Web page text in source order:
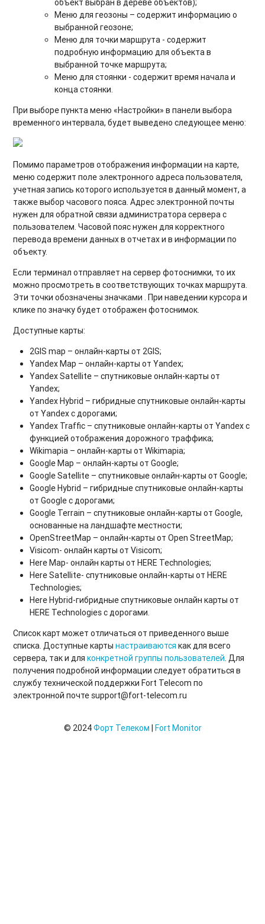
объект выбран в дереве объектов);
Меню для геозоны – содержит информацию о
выбранной геозоне;
Меню для точки маршрута - содержит
подробную информацию для объекта в
выбранной точке маршрута;
Меню для стоянки - содержит время начала и
конца стоянки.
При выборе пункта меню «Настройки» в панели выбора
временного интервала, будет выведено следующее меню:
Помимо параметров отображения информации на карте,
меню содержит поле электронного адреса пользователя,
учетная запись которого используется в данный момент, а
также выбор часового пояса. Адрес электронной почты
нужен для обратной связи администратора сервера с
пользователем. Часовой пояс нужен для корректного
перевода времени данных в отчетах и в информации по
объекту.
Если терминал отправляет на сервер фотоснимки, то их
можно просмотреть в соответствующих точках маршрута.
Эти точки обозначены значками. При наведении курсора и
клике по значку будет отображен фотоснимок.
Доступные карты:
2GIS map – онлайн-карты от 2GIS;
Yandex Map – онлайн-карты от Yandex;
Yandex Satellite – спутниковые онлайн-карты от
Yandex;
Yandex Hybrid – гибридные спутниковые онлайн-карты
от Yandex с дорогами;
Yandex Traffic – спутниковые онлайн-карты от Yandex с
функцией отображения дорожного траффика;
Wikimapia – онлайн-карты от Wikimapia;
Google Map – онлайн-карты от Google;
Google Satellite – спутниковые онлайн-карты от Google;
Google Hybrid – гибридные спутниковые онлайн-карты
от Google с дорогами;
Google Terrain – спутниковые онлайн-карты от Google,
основанные на ландшафте местности;
OpenStreetMap – онлайн-карты от Open StreetMap;
Visicom- онлайн карты от Visicom;
Here Map- онлайн карты от HERE Technologies;
Here Satellite- спутниковые онлайн-карты от HERE
Technologies;
Here Hybrid-гибридные спутниковые онлайн карты от
HERE Technologies с дорогами.
Список карт может отличаться от приведенного выше
списка. Доступные картынастраиваются как для всего
сервера, так и дляконкретной группы пользователей. Для
получения подробной информации следует обратиться в
службу технической поддержки Fort Telecom по
электронной почте support@fort-telecom.ru
© 2024Форт Телеком | Fort Monitor